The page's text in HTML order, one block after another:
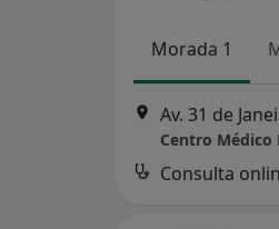
Morada 1
Av. 31 de
Centro Médico
Consulta